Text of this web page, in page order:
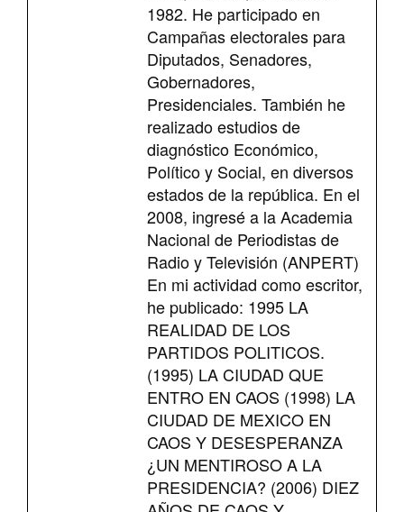
1982. He participado en
Campañas electorales para
Diputados, Senadores,
Gobernadores,
Presidenciales. También he
realizado estudios de
diagnóstico Económico,
Político y Social, en diversos
estados de la república. En el
2008, ingresé a la Academia
Nacional de Periodistas de
Radio y Televisión (ANPERT)
En mi actividad como escritor,
he publicado: 1995 LA
REALIDAD DE LOS
PARTIDOS POLITICOS.
(1995) LA CIUDAD QUE
ENTRO EN CAOS (1998) LA
CIUDAD DE MEXICO EN
CAOS Y DESESPERANZA
¿UN MENTIROSO A LA
PRESIDENCIA? (2006) DIEZ